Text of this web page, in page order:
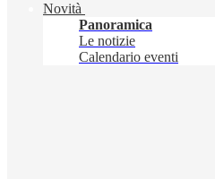
Novità
Panoramica
Le notizie
Calendario eventi